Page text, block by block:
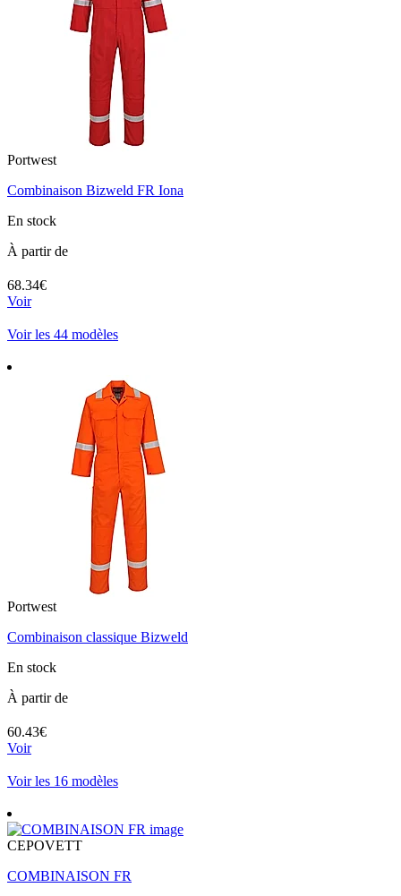
Portwest
Combinaison Bizweld FR Iona
En stock
À partir de
68.34€
Voir
Voir les 44 modèles
Portwest
Combinaison classique Bizweld
En stock
À partir de
60.43€
Voir
Voir les 16 modèles
CEPOVETT
COMBINAISON FR